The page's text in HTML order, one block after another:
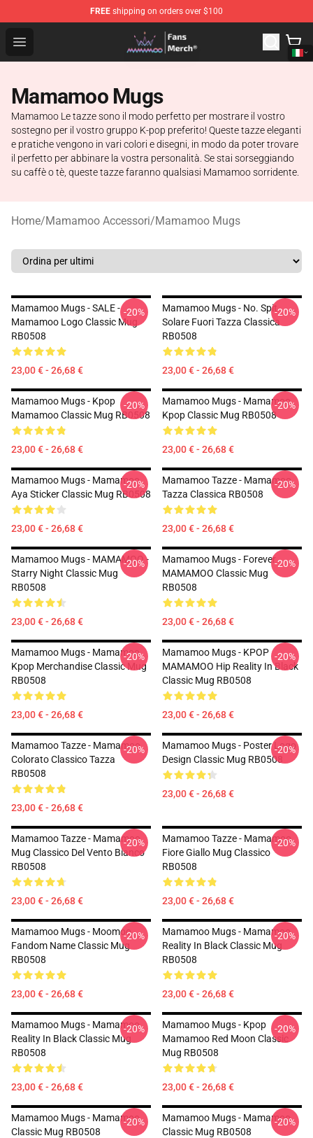
FREE shipping on orders over $100
Open menu
Mamamoo Store - Official Mamamoo Merchandise Shop
Mamamoo Mugs
Mamamoo Le tazze sono il modo perfetto per mostrare il vostro
sostegno per il vostro gruppo K-pop preferito! Queste tazze eleganti
e pratiche vengono in vari colori e disegni, in modo da poter trovare
il perfetto per abbinare la vostra personalità. Se stai sorseggiando
su caffè o tè, queste tazze faranno qualsiasi Mamamoo sorridente.
Home/Mamamoo Accessori/Mamamoo Mugs
Mamamoo Mugs - SALE -
Mamamoo Logo Classic Mug
RB0508
23,00 € - 26,68 €
-20%
Mamamoo Mugs - No. Spit
Solare Fuori Tazza Classica
RB0508
23,00 € - 26,68 €
-20%
Mamamoo Mugs - Kpop
Mamamoo Classic Mug RB0508
23,00 € - 26,68 €
-20%
Mamamoo Mugs - Mamamoo
Kpop Classic Mug RB0508
23,00 € - 26,68 €
-20%
Mamamoo Mugs - Mamamoo
Aya Sticker Classic Mug RB0508
23,00 € - 26,68 €
-20%
Mamamoo Tazze - Mamamoo
Tazza Classica RB0508
23,00 € - 26,68 €
-20%
Mamamoo Mugs - MAMAMOO -
Starry Night Classic Mug
RB0508
23,00 € - 26,68 €
-20%
Mamamoo Mugs - Forever
MAMAMOO Classic Mug
RB0508
23,00 € - 26,68 €
-20%
Mamamoo Mugs - Mamamoo
Kpop Merchandise Classic Mug
RB0508
23,00 € - 26,68 €
-20%
Mamamoo Mugs - KPOP
MAMAMOO Hip Reality In Black
Classic Mug RB0508
23,00 € - 26,68 €
-20%
Mamamoo Tazze - Mamamoo
Colorato Classico Tazza
RB0508
23,00 € - 26,68 €
-20%
Mamamoo Mugs - Poster Logo
Design Classic Mug RB0508
23,00 € - 26,68 €
-20%
Mamamoo Tazze - Mamamoo
Mug Classico Del Vento Bianco
RB0508
23,00 € - 26,68 €
-20%
Mamamoo Tazze - Mamamoo
Fiore Giallo Mug Classico
RB0508
23,00 € - 26,68 €
-20%
Mamamoo Mugs - Moomoo
Fandom Name Classic Mug
RB0508
23,00 € - 26,68 €
-20%
Mamamoo Mugs - Mamamoo
Reality In Black Classic Mug
RB0508
23,00 € - 26,68 €
-20%
Mamamoo Mugs - Mamamoo
Reality In Black Classic Mug
RB0508
23,00 € - 26,68 €
-20%
Mamamoo Mugs - Kpop
Mamamoo Red Moon Classic
Mug RB0508
23,00 € - 26,68 €
-20%
Mamamoo Mugs - Mamamoo
Classic Mug RB0508
-20%
Mamamoo Mugs - Mamamoo
Classic Mug RB0508
-20%